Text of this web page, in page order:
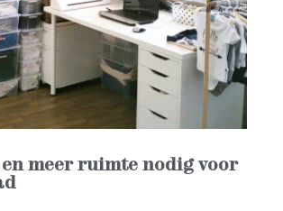
meer ruimte nodig voor